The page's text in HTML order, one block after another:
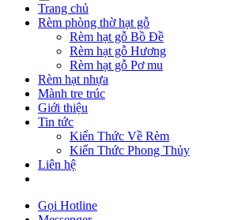
Trang chủ
Rèm phòng thờ hạt gỗ
Rèm hạt gỗ Bồ Đề
Rèm hạt gỗ Hương
Rèm hạt gỗ Pơ mu
Rèm hạt nhựa
Mành tre trúc
Giới thiệu
Tin tức
Kiến Thức Về Rèm
Kiến Thức Phong Thủy
Liên hệ
Gọi Hotline